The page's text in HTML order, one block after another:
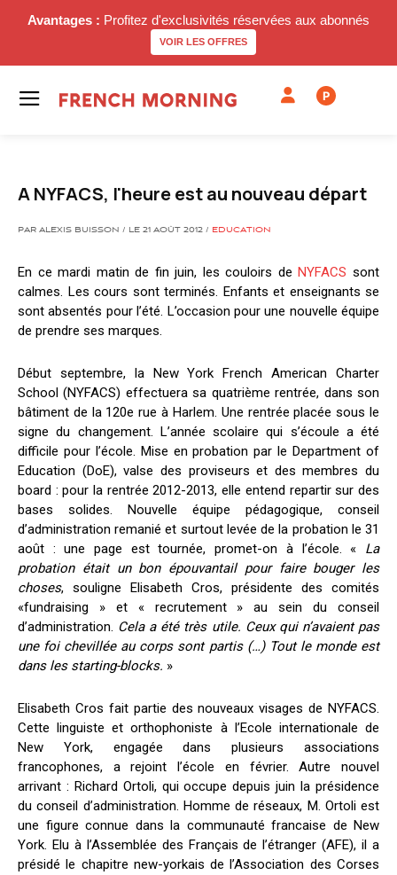
Avantages : Profitez d'exclusivités réservées aux abonnés
VOIR LES OFFRES
P
A NYFACS, l'heure est au nouveau départ
PAR ALEXIS BUISSON / LE 21 AOÛT 2012 / EDUCATION
En ce mardi matin de fin juin, les couloirs deNYFACS sont
calmes. Les cours sont terminés. Enfants et enseignants se
sont absentés pour l’été. L’occasion pour une nouvelle équipe
de prendre ses marques.
Début septembre, la New York French American Charter
School (NYFACS) effectuera sa quatrième rentrée, dans son
bâtiment de la 120e rue à Harlem. Une rentrée placée sous le
signe du changement. L’année scolaire qui s’écoule a été
difficile pour l’école. Mise en probation par le Department of
Education (DoE), valse des proviseurs et des membres du
board : pour la rentrée 2012-2013, elle entend repartir sur des
bases solides. Nouvelle équipe pédagogique, conseil
d’administration remanié et surtout levée de la probation le 31
août : une page est tournée, promet-on à l’école. « La
probation était un bon épouvantail pour faire bouger les
choses, souligne Elisabeth Cros, présidente des comités
«fundraising » et « recrutement » au sein du conseil
d’administration. Cela a été très utile. Ceux qui n’avaient pas
une foi chevillée au corps sont partis (…) Tout le monde est
dans les starting-blocks. »
Elisabeth Cros fait partie des nouveaux visages de NYFACS.
Cette linguiste et orthophoniste à l’Ecole internationale de
New York, engagée dans plusieurs associations
francophones, a rejoint l’école en février. Autre nouvel
arrivant : Richard Ortoli, qui occupe depuis juin la présidence
du conseil d’administration. Homme de réseaux, M. Ortoli est
une figure connue dans la communauté francaise de New
York. Elu à l’Assemblée des Français de l’étranger (AFE), il a
présidé le chapitre new-yorkais de l’Association des Corses